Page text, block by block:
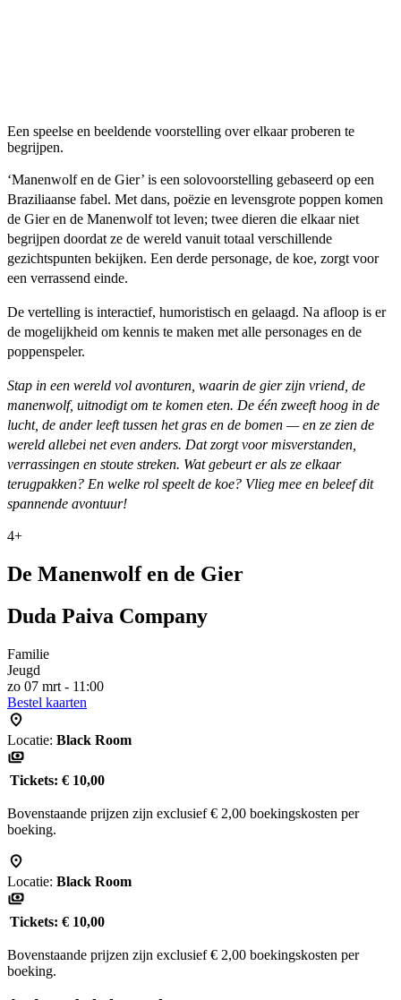
Een speelse en beeldende voorstelling over elkaar proberen te
begrijpen.
‘Manenwolf en de Gier’ is een solovoorstelling gebaseerd op een
Braziliaanse fabel. Met dans, poëzie en levensgrote poppen komen
de Gier en de Manenwolf tot leven; twee dieren die elkaar niet
begrijpen doordat ze de wereld vanuit totaal verschillende
gezichtspunten bekijken. Een derde personage, de koe, zorgt voor
een verrassend einde.
De vertelling is interactief, humoristisch en gelaagd. Na afloop is er
de mogelijkheid om kennis te maken met alle personages en de
poppenspeler.
Stap in een wereld vol avonturen, waarin de gier zijn vriend, de
manenwolf, uitnodigt om te komen eten. De één zweeft hoog in de
lucht, de ander leeft tussen het gras en de bomen — en ze zien de
wereld allebei net even anders. Dat zorgt voor misverstanden,
verrassingen en stoute streken. Wat gebeurt er als ze elkaar
terugpakken? En welke rol speelt de koe? Vlieg mee en beleef dit
spannende avontuur!
4+
De Manenwolf en de Gier
Duda Paiva Company
Familie
Jeugd
zo 07 mrt - 11:00
Bestel kaarten
Locatie: Black Room
Tickets: € 10,00
Bovenstaande prijzen zijn exclusief € 2,00 boekingskosten per
boeking.
Locatie: Black Room
Tickets: € 10,00
Bovenstaande prijzen zijn exclusief € 2,00 boekingskosten per
boeking.